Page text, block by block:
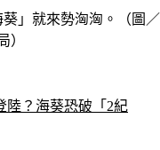
陸？海葵恐破「2紀